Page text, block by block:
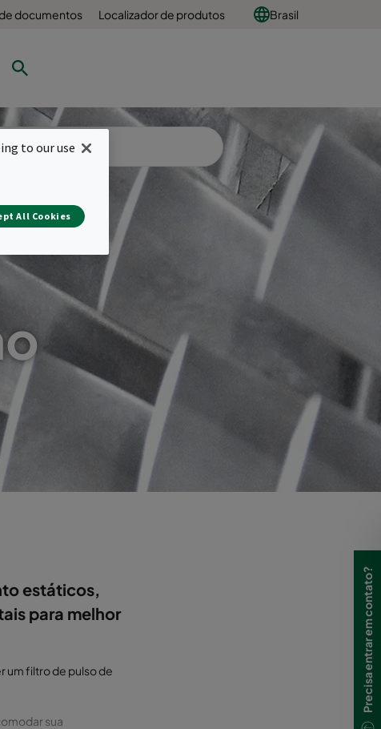
documentos Localizador de produtos Brasil
estáticos,
para melhor
um filtro de pulso de
sua
Precisa entrar em contato?
to our use
All Cookies